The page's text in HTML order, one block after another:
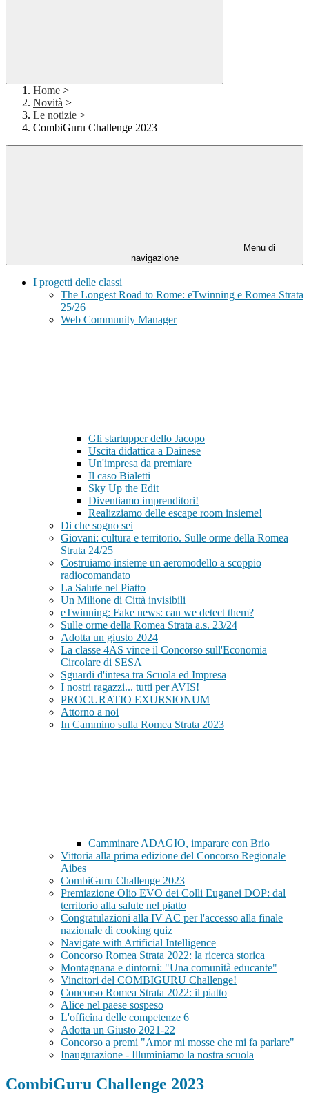
Home >
Novità >
Le notizie >
CombiGuru Challenge 2023
Menu di
navigazione
I progetti delle classi
The Longest Road to Rome: eTwinning e Romea Strata
25/26
Web Community Manager
Gli startupper dello Jacopo
Uscita didattica a Dainese
Un'impresa da premiare
Il caso Bialetti
Sky Up the Edit
Diventiamo imprenditori!
Realizziamo delle escape room insieme!
Di che sogno sei
Giovani: cultura e territorio. Sulle orme della Romea
Strata 24/25
Costruiamo insieme un aeromodello a scoppio
radiocomandato
La Salute nel Piatto
Un Milione di Città invisibili
eTwinning: Fake news: can we detect them?
Sulle orme della Romea Strata a.s. 23/24
Adotta un giusto 2024
La classe 4AS vince il Concorso sull'Economia
Circolare di SESA
Sguardi d'intesa tra Scuola ed Impresa
I nostri ragazzi... tutti per AVIS!
PROCURATIO EXURSIONUM
Attorno a noi
In Cammino sulla Romea Strata 2023
Camminare ADAGIO, imparare con Brio
Vittoria alla prima edizione del Concorso Regionale
Aibes
CombiGuru Challenge 2023
Premiazione Olio EVO dei Colli Euganei DOP: dal
territorio alla salute nel piatto
Congratulazioni alla IV AC per l'accesso alla finale
nazionale di cooking quiz
Navigate with Artificial Intelligence
Concorso Romea Strata 2022: la ricerca storica
Montagnana e dintorni: "Una comunità educante"
Vincitori del COMBIGURU Challenge!
Concorso Romea Strata 2022: il piatto
Alice nel paese sospeso
L'officina delle competenze 6
Adotta un Giusto 2021-22
Concorso a premi "Amor mi mosse che mi fa parlare"
Inaugurazione - Illuminiamo la nostra scuola
CombiGuru Challenge 2023